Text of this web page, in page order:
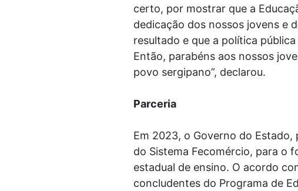
certo, por mostrar que a
dedicação dos nossos jovens e
resultado e que a política
Então, parabéns aos nossos
povo sergipano”, declarou.
Parceria
Em 2023, o Governo do
do Sistema Fecomércio, para o
estadual de ensino. O acordo
concludentes do Programa de